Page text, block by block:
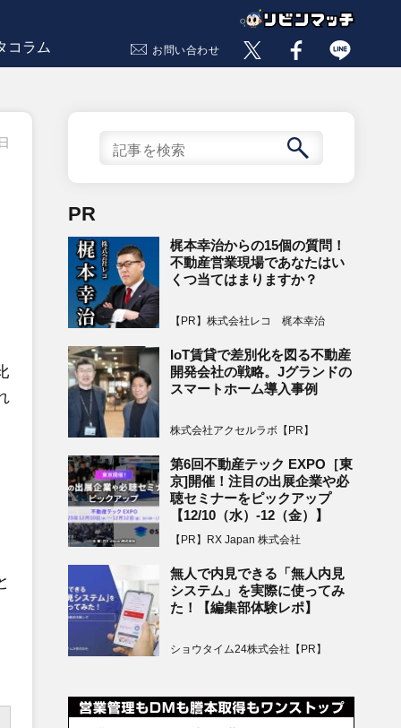
コラム お問い合わせ
PR
梶本幸治からの15個の質問！
不動産営業現場であなたはい
くつ当てはまりますか？
【PR】株式会社レコ 梶本幸治
IoT賃貸で差別化を図る不動産
開発会社の戦略。Jグランドの
スマートホーム導入事例
株式会社アクセルラボ【PR】
第6回不動産テック EXPO［東
京]開催！注目の出展企業や必
聴セミナーをピックアップ
【12/10（水）-12（金）】
【PR】RX Japan 株式会社
無人で内見できる「無人内見
システム」を実際に使ってみ
た！【編集部体験レポ】
ショウタイム24株式会社【PR】